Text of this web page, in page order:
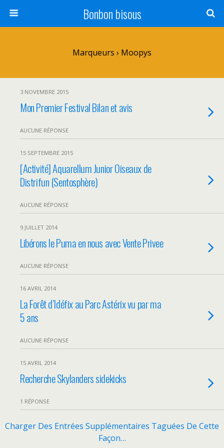
Bonbon bisous
Marqueurs › Moopys
3 NOVEMBRE 2015
Mon Premier Festival Bilan et avis
AUCUNE RÉPONSE
15 SEPTEMBRE 2015
[Activité] Aquarellum Junior Oiseaux de
Distrifun (Sentosphère)
AUCUNE RÉPONSE
9 JUILLET 2014
Libérons le Puma en nous avec Vente Privee
AUCUNE RÉPONSE
16 AVRIL 2014
La Forêt d’Idéfix au Parc Astérix vu par ma
5 ans
AUCUNE RÉPONSE
15 AVRIL 2014
Recherche Skylanders sidekicks
1 RÉPONSE
Charger Des Entrées Supplémentaires Taguées De Cette
Façon…